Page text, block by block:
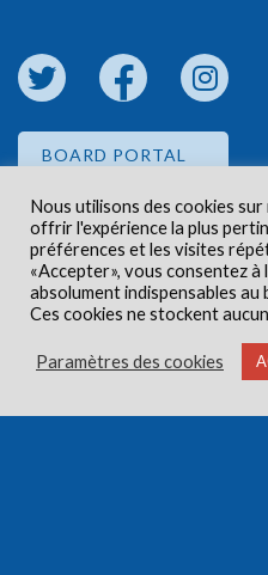
BOARD PORTAL
EMPLOYEE PORTAL
Droits d'auteur © 2026
Carlington.
Nous utilisons des cookies
offrir l'expérience la plus
préférences et les visites
«Accepter», vous consentez
absolument indispensables
Ces cookies ne stockent
Paramètres des cookies